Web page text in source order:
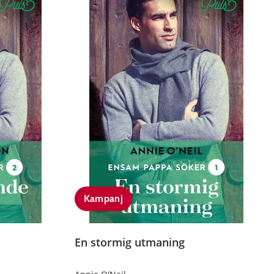
Kampanj
En stormig utmaning